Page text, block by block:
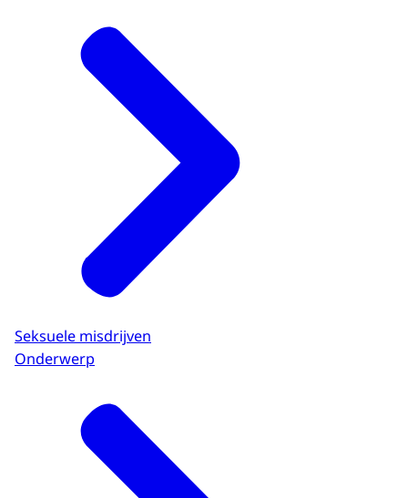
Seksuele misdrijven
Onderwerp